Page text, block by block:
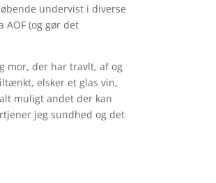
undervist i diverse
(og gør det
mor, der har travlt, af og
elsker et glas vin,
muligt andet der kan
jeg sundhed og det